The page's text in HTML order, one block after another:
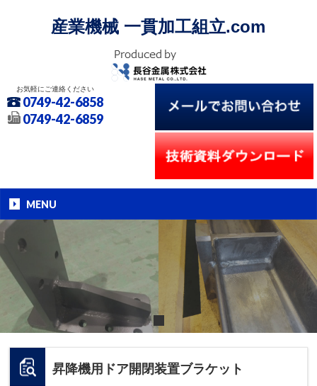
産業機械 一貫加工組立.com
お気軽にご連絡ください
0749-42-6858
0749-42-6859
MENU
昇降機用ドア開閉装置ブラケット